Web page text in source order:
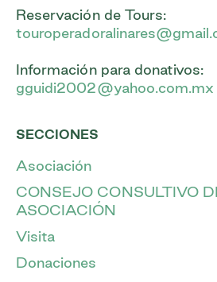
Reservación de Tours:
Información para donativos:
gguidi2002@yahoo.com.mx
SECCIONES
Asociación
CONSEJO CONSULTIVO
ASOCIACIÓN
Visita
Donaciones